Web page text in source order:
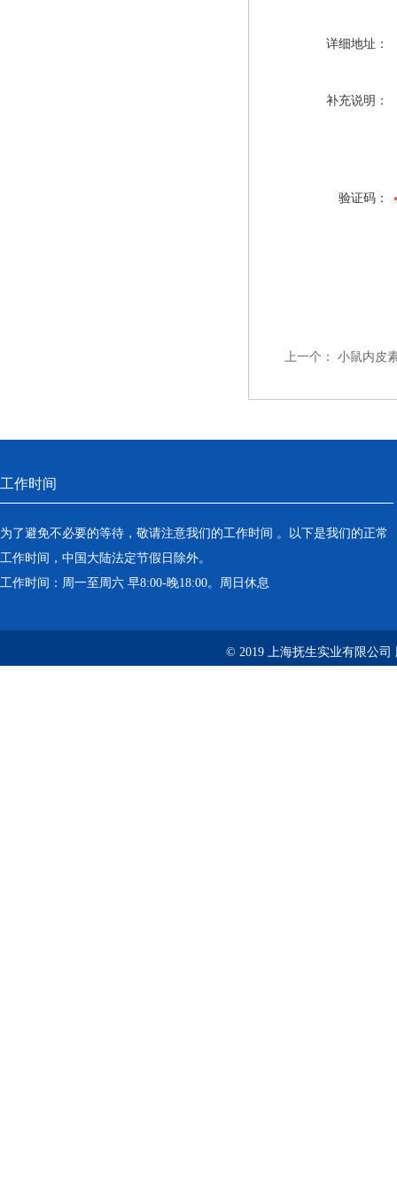
详细地址：
补充说明：
验证码：
上一个： 小鼠内皮
工作时间
为了避免不必要的等待，敬请注意我们的工作时间 。以下是我们的正常
工作时间，中国大陆法定节假日除外。
工作时间：周一至周六 早8:00-晚18:00。周日休息
© 2019 上海抚生实业有限公司